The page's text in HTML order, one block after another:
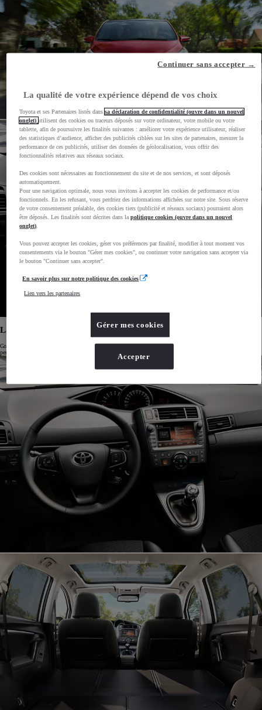
La technologie au bout des doigts
Grâce à sa nouvelle interface avec écran partagé, interactive, simple et intuitive, le Toyota Touch & Go 2 vous
permet de profiter des toutes dernières technologies Toyota conçues pour votre bien-être.
La qualité de votre expérience dépend de vos choix
Toyota et ses Partenaires listés danssa déclaration de confidentialité (ouvre dans un nouvel
onglet) utilisent des cookies ou traceurs déposés sur votre ordinateur, votre mobile ou votre
tablette, afin de poursuivre les finalités suivantes : améliorer votre expérience utilisateur, réaliser
des statistiques d’audience, afficher des publicités ciblées sur les sites de partenaires, mesurer la
performance de ces publicités, utiliser des données de géolocalisation, vous offrir des
fonctionnalités relatives aux réseaux sociaux.
Des cookies sont nécessaires au fonctionnement du site et de nos services, et sont déposés
automatiquement.
Pour une navigation optimale, nous vous invitons à accepter les cookies de performance et/ou
fonctionnels. En les refusant, vous perdriez des informations affichées sur notre site. Sous réserve
de votre consentement préalable, des cookies tiers (publicité et réseaux sociaux) pourraient alors
être déposés. Les finalités sont décrites dans lapolitique cookies (ouvre dans un nouvel
onglet)
Vous pouvez accepter les cookies, gérer vos préférences par finalité, modifier à tout moment vos
consentements via le bouton "Gérer mes cookies", ou continuer votre navigation sans accepter via
le bouton "Continuer sans accepter".
En savoir plus sur notre politique des cookies
Lien vers les partenaires
Gérer mes cookies
Continuer sans accepter →
Accepter